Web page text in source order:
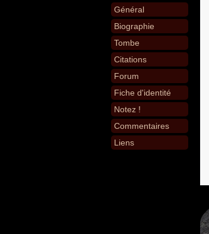
Général
Biographie
Tombe
Citations
Forum
Fiche d'identité
Notez !
Commentaires
Liens